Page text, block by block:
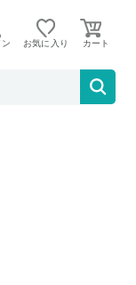
ン お気に入り
トGO! 185×